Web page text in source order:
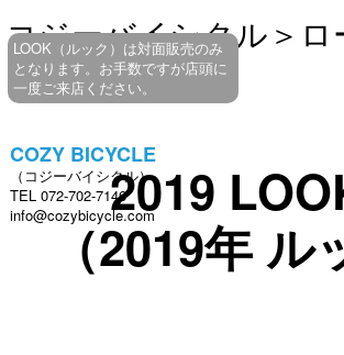
コジーバイシクル＞
2019
（2019年
LOOK（ルック）は対面販売のみ
となります。お手数ですが店頭に
一度ご来店ください。
COZY BICYCLE
（コジーバイシクル）
TEL 072-702-7146
info@cozybicycle.com